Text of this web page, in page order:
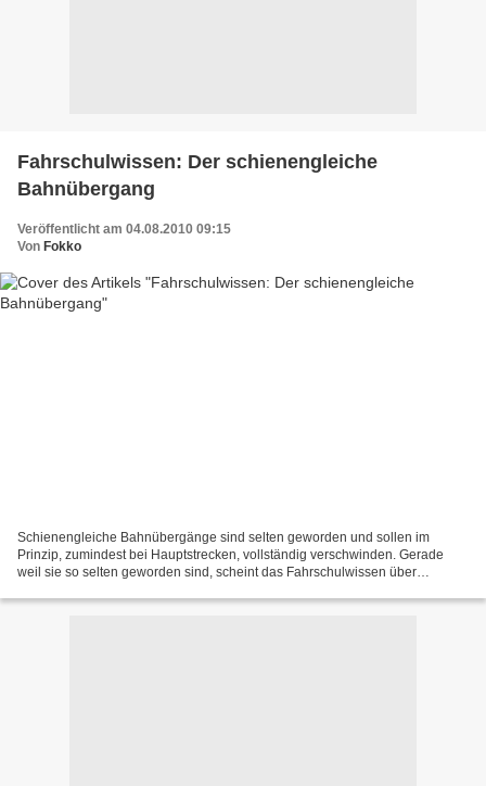
Fahrschulwissen: Der schienengleiche
Bahnübergang
Veröffentlicht am 04.08.2010 09:15
Von Fokko
Schienengleiche Bahnübergänge sind selten geworden und sollen im
Prinzip, zumindest bei Hauptstrecken, vollständig verschwinden. Gerade
weil sie so selten geworden sind, scheint das Fahrschulwissen über